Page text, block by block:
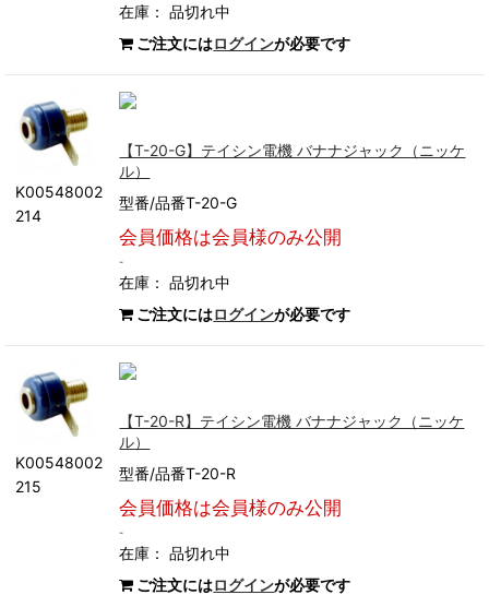
在庫：品切れ中
ご注文にはログインが必要です
K00548002
214
【T-20-G】テイシン電機 バナナジャック（ニッケ
ル）
型番/品番T-20-G
会員価格は会員様のみ公開
-
在庫：品切れ中
ご注文にはログインが必要です
K00548002
215
【T-20-R】テイシン電機 バナナジャック（ニッケ
ル）
型番/品番T-20-R
会員価格は会員様のみ公開
-
在庫：品切れ中
ご注文にはログインが必要です